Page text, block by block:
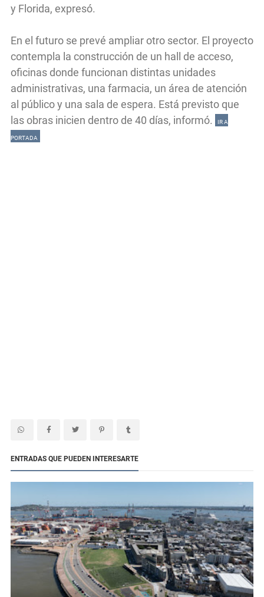
y Florida, expresó.
En el futuro se prevé ampliar otro sector. El proyecto
contempla la construcción de un hall de acceso,
oficinas donde funcionan distintas unidades
administrativas, una farmacia, un área de atención
al público y una sala de espera. Está previsto que
las obras inicien dentro de 40 días, informó.
IR A
PORTADA
ENTRADAS QUE PUEDEN INTERESARTE